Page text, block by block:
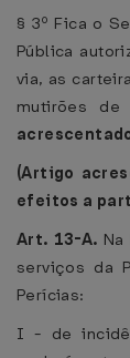
§ 3º Fica o
Pública
via, as
mutirões de
(Artigo
efeitos a
Art. 13-A.
serviços da
Perícias:
I - de